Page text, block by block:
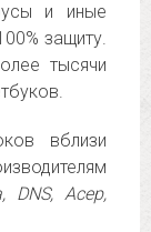
и иные
защиту.
тысячи
вблизи
DNS, Асер,